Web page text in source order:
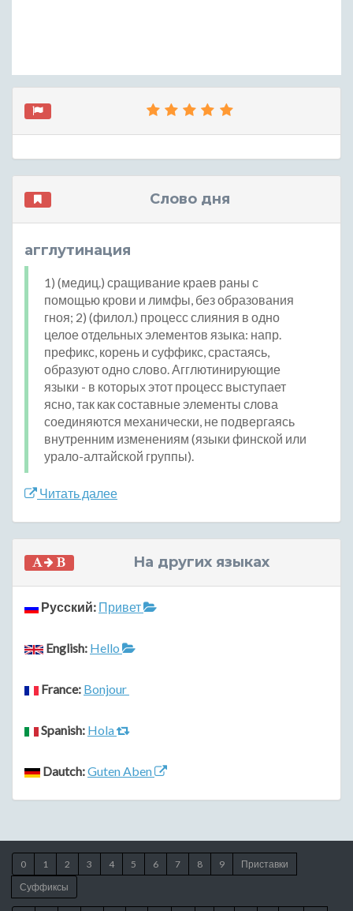
Слово дня
агглутинация
1) (медиц.) сращивание краев раны с
помощью крови и лимфы, без образования
гноя; 2) (филол.) процесс слияния в одно
целое отдельных элементов языка: напр.
префикс, корень и суффикс, срастаясь,
образуют одно слово. Агглютинирующие
языки - в которых этот процесс выступает
ясно, так как составные элементы слова
соединяются механически, не подвергаясь
внутренним изменениям (языки финской или
урало-алтайской группы).
Читать далее
На других языках
Русский: Привет
English: Hello
France: Bonjour
Spanish: Hola
Dautch:Guten Aben
0 1 2 3 4 5 6 7 8 9
Приставки
Суффиксы